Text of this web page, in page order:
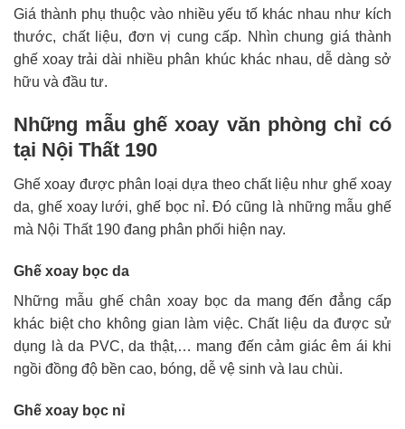
Giá thành phụ thuộc vào nhiều yếu tố khác nhau như kích
thước, chất liệu, đơn vị cung cấp. Nhìn chung giá thành
ghế xoay trải dài nhiều phân khúc khác nhau, dễ dàng sở
hữu và đầu tư.
Những mẫu ghế xoay văn phòng chỉ có
tại Nội Thất 190
Ghế xoay được phân loại dựa theo chất liệu như ghế xoay
da, ghế xoay lưới, ghế bọc nỉ. Đó cũng là những mẫu ghế
mà Nội Thất 190 đang phân phối hiện nay.
Ghế xoay bọc da
Những mẫu ghế chân xoay bọc da mang đến đẳng cấp
khác biệt cho không gian làm việc. Chất liệu da được sử
dụng là da PVC, da thật,… mang đến cảm giác êm ái khi
ngồi đồng độ bền cao, bóng, dễ vệ sinh và lau chùi.
Ghế xoay bọc nỉ